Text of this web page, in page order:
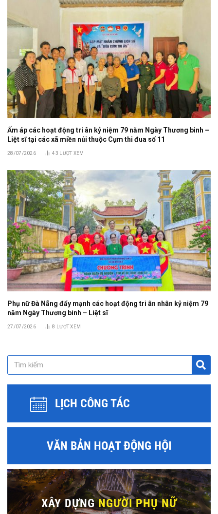
Ấm áp các hoạt động tri ân kỷ niệm 79 năm Ngày Thương binh –
Liệt sĩ tại các xã miền núi thuộc Cụm thi đua số 11
28/07/2026 43 LƯỢT XEM
Phụ nữ Đà Nẵng đẩy mạnh các hoạt động tri ân nhân kỷ niệm 79
năm Ngày Thương binh – Liệt sĩ
27/07/2026 8 LƯỢT XEM
LỊCH CÔNG TÁC
VĂN BẢN HOẠT ĐỘNG HỘI
XÂY DỰNGNGƯỜI PHỤ NỮ